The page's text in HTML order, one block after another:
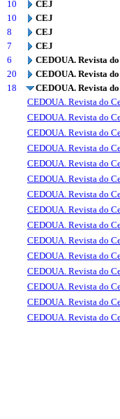
10
CEJ
10
CEJ
8
CEJ
7
CEJ
6
CEDOUA. Revista
20
CEDOUA. Revista
18
CEDOUA. Revista
CEDOUA. Revista do
CEDOUA. Revista do
CEDOUA. Revista do
CEDOUA. Revista do
CEDOUA. Revista do
CEDOUA. Revista do
CEDOUA. Revista do
CEDOUA. Revista do
CEDOUA. Revista do
CEDOUA. Revista do
CEDOUA. Revista do
CEDOUA. Revista do
CEDOUA. Revista do
CEDOUA. Revista do
CEDOUA. Revista do